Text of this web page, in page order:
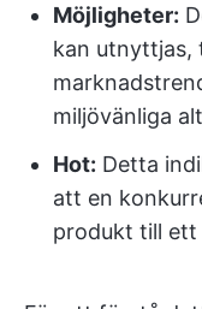
Möjligheter:
kan utnyttjas,
miljövänliga
Hot: Detta
att en
produkt till ett